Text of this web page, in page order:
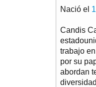
Nació el
Candis
trabajo
por su
abordan